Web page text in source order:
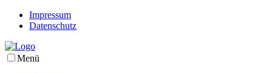
Impressum
Datenschutz
Menü